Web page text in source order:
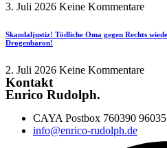
3. Juli 2026 Keine Kommentare
Skandaljustiz! Tödliche Oma gegen Rechts
Drogenbaron!
2. Juli 2026 Keine Kommentare
Kontakt
Enrico Rudolph.
CAYA Postbox 760390
info@enrico-rudolph.de